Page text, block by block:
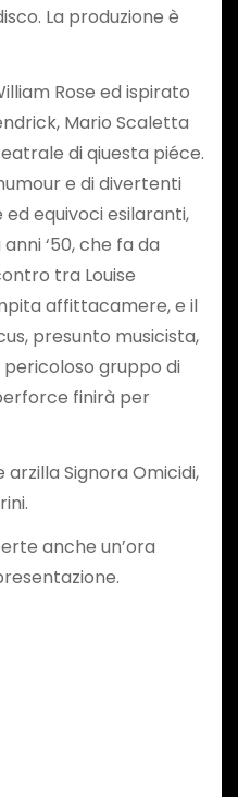
La produzione è
Rose ed ispirato
Mario Scaletta
di qiuesta piéce.
e di divertenti
equivoci esilaranti,
‘50, che fa da
tra Louise
affittacamere, e il
presunto musicista,
gruppo di
finirà per
Signora Omicidi,
anche un’ora